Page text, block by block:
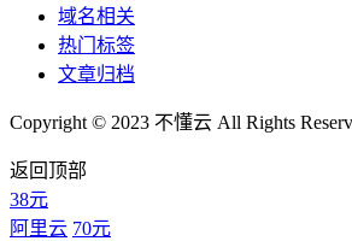
域名相关
热门标签
文章归档
Copyright © 2023 不懂云 All Rights
返回顶部
38元
阿里云 70元